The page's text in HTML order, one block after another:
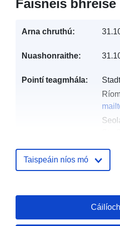
Faisnéis bhreise
Arna chruthú:
Nuashonraithe:
Pointí teagmhála:
URL:
Taifead Catalóige:
Taispeáin níos mó